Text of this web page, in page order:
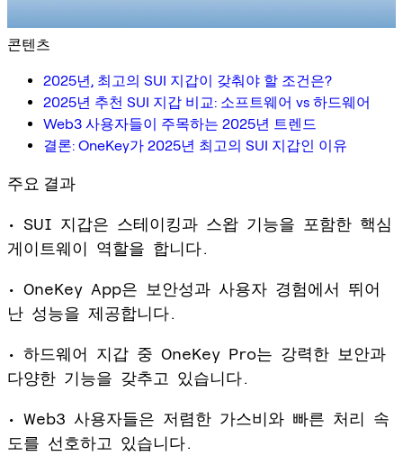
콘텐츠
2025년, 최고의 SUI 지갑이 갖춰야 할 조건은?
2025년 추천 SUI 지갑 비교: 소프트웨어 vs 하드웨어
Web3 사용자들이 주목하는 2025년 트렌드
결론: OneKey가 2025년 최고의 SUI 지갑인 이유
주요 결과
• SUI 지갑은 스테이킹과 스왑 기능을 포함한 핵심
게이트웨이 역할을 합니다.
• OneKey App은 보안성과 사용자 경험에서 뛰어
난 성능을 제공합니다.
• 하드웨어 지갑 중 OneKey Pro는 강력한 보안과
다양한 기능을 갖추고 있습니다.
• Web3 사용자들은 저렴한 가스비와 빠른 처리 속
도를 선호하고 있습니다.